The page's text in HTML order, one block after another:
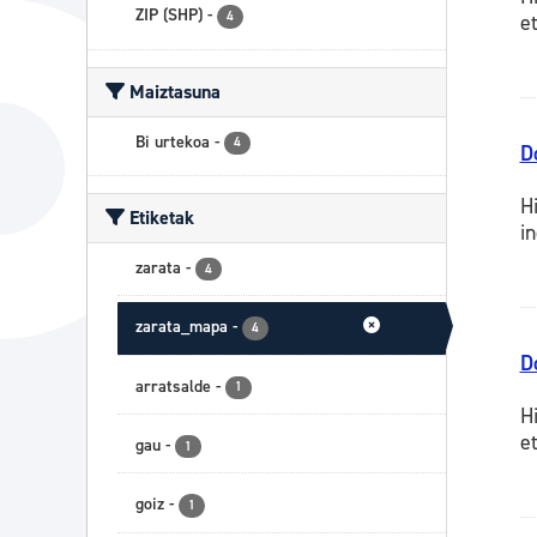
ZIP (SHP) - 4
Maiztasuna
Bi urtekoa - 4
Etiketak
zarata - 4
zarata_mapa - 4
arratsalde - 1
gau - 1
goiz - 1